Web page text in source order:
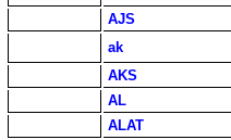
AJS
ak
AKS
AL
ALAT